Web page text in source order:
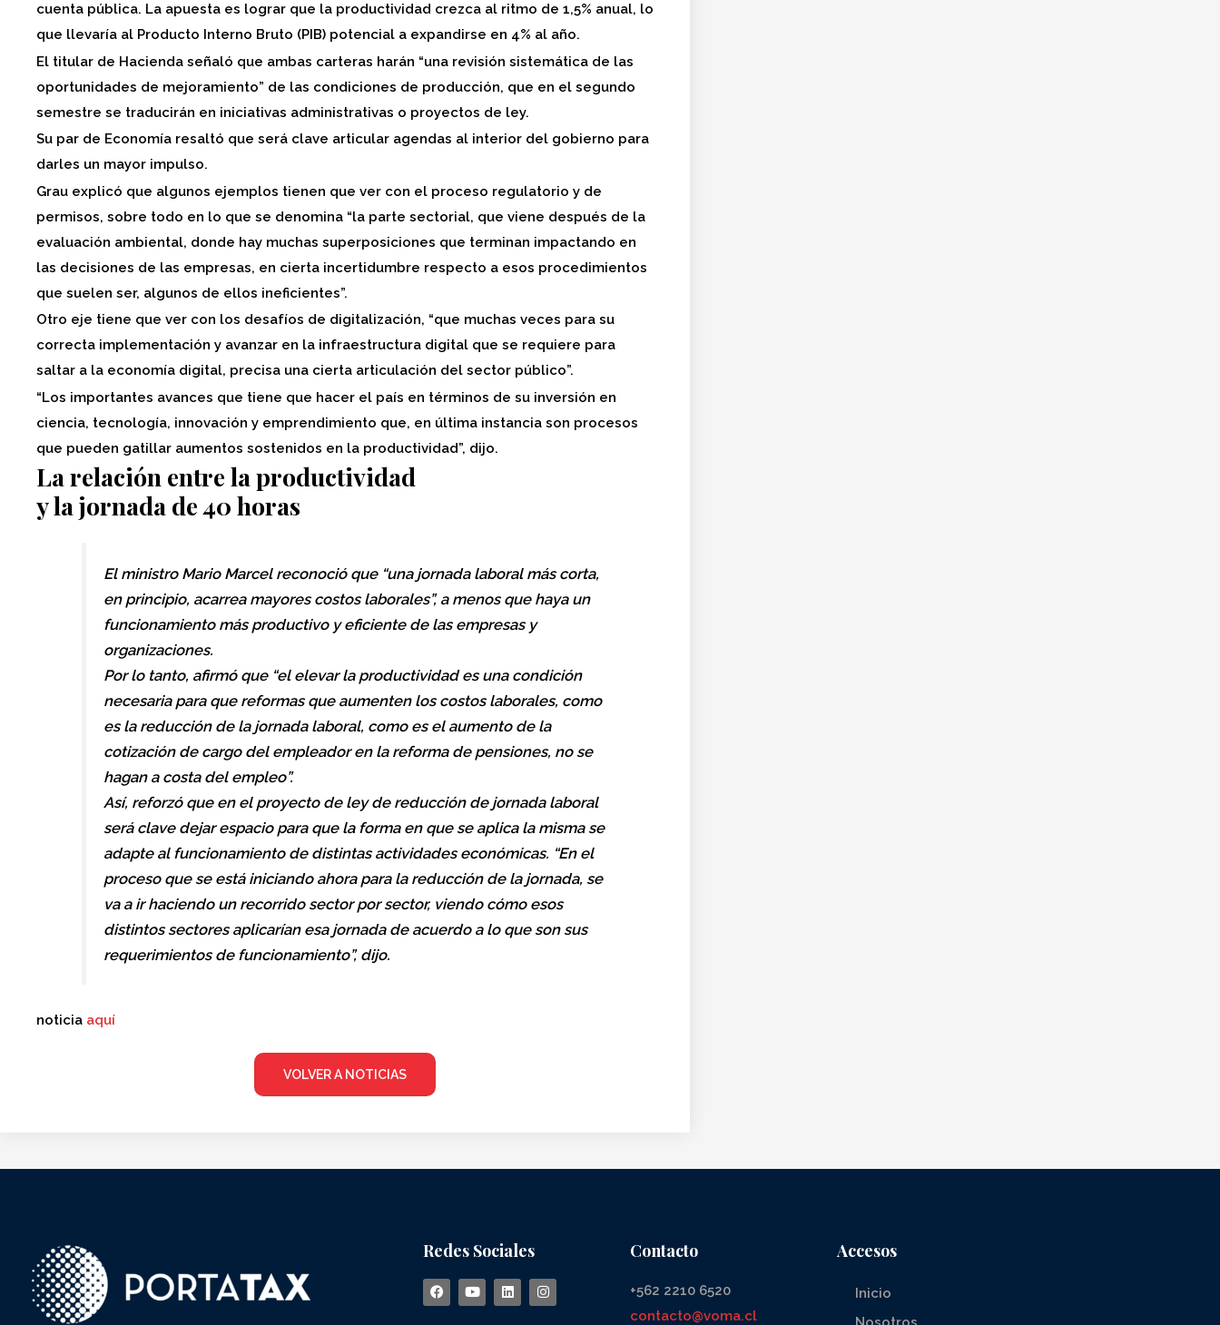
cuenta pública. La apuesta es lograr que la productividad crezca al ritmo de 1,5% anual, lo
que llevaría al Producto Interno Bruto (PIB) potencial a expandirse en 4% al año.
El titular de Hacienda señaló que ambas carteras harán “una revisión sistemática de las
oportunidades de mejoramiento” de las condiciones de producción, que en el segundo
semestre se traducirán en iniciativas administrativas o proyectos de ley.
Su par de Economía resaltó que será clave articular agendas al interior del gobierno para
darles un mayor impulso.
Grau explicó que algunos ejemplos tienen que ver con el proceso regulatorio y de
permisos, sobre todo en lo que se denomina “la parte sectorial, que viene después de la
evaluación ambiental, donde hay muchas superposiciones que terminan impactando en
las decisiones de las empresas, en cierta incertidumbre respecto a esos procedimientos
que suelen ser, algunos de ellos ineficientes”.
Otro eje tiene que ver con los desafíos de digitalización, “que muchas veces para su
correcta implementación y avanzar en la infraestructura digital que se requiere para
saltar a la economía digital, precisa una cierta articulación del sector público”.
“Los importantes avances que tiene que hacer el país en términos de su inversión en
ciencia, tecnología, innovación y emprendimiento que, en última instancia son procesos
que pueden gatillar aumentos sostenidos en la productividad”, dijo.
La relación entre la productividad
y la jornada de 40 horas
El ministro Mario Marcel reconoció que “una jornada laboral más corta,
en principio, acarrea mayores costos laborales”, a menos que haya un
funcionamiento más productivo y eficiente de las empresas y
organizaciones.
Por lo tanto, afirmó que “el elevar la productividad es una condición
necesaria para que reformas que aumenten los costos laborales, como
es la reducción de la jornada laboral, como es el aumento de la
cotización de cargo del empleador en la reforma de pensiones, no se
hagan a costa del empleo”.
Así, reforzó que en el proyecto de ley de reducción de jornada laboral
será clave dejar espacio para que la forma en que se aplica la misma se
adapte al funcionamiento de distintas actividades económicas. “En el
proceso que se está iniciando ahora para la reducción de la jornada, se
va a ir haciendo un recorrido sector por sector, viendo cómo esos
distintos sectores aplicarían esa jornada de acuerdo a lo que son sus
requerimientos de funcionamiento”, dijo.
noticia aquí
VOLVER A NOTICIAS
Redes Sociales Contacto
+562 2210 6520
contacto@voma.cl
Accesos
Inicio